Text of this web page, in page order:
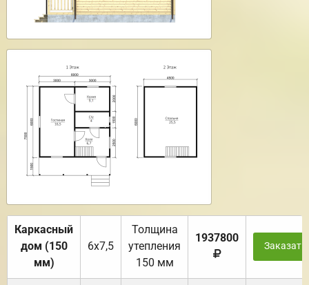
Каркасный
дом (150
мм)
6х7,5
Толщина
утепления
150 мм
1937800
Заказать